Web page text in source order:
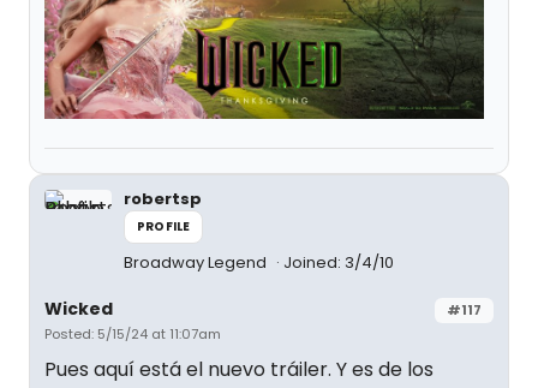
robertsp
PROFILE
Broadway Legend Joined: 3/4/10
#117
Wicked
Posted: 5/15/24 at 11:07am
Pues aquí está el nuevo tráiler. Y es de los